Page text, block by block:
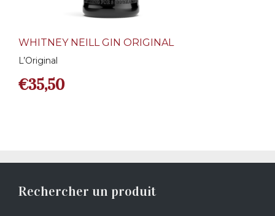
WHITNEY NEILL GIN ORIGINAL
L’Original
€35,50
Rechercher un produit